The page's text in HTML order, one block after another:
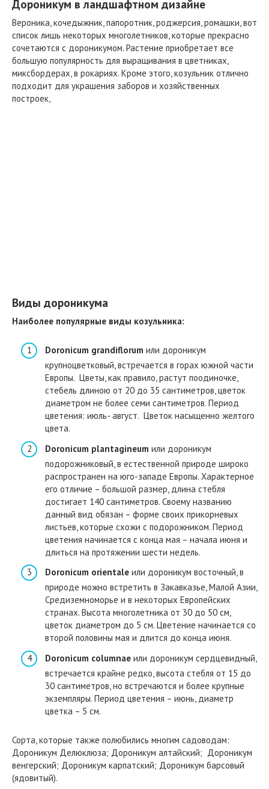
Дороникум в ландшафтном дизайне
Вероника, кочедыжник, папоротник, роджерсия, ромашки, вот
список лишь некоторых многолетников, которые прекрасно
сочетаются с дороникумом. Растение приобретает все
большую популярность для выращивания в цветниках,
миксбордерах, в рокариях. Кроме этого, козульник отлично
подходит для украшения заборов и хозяйственных
построек,
Виды дороникума
Наиболее популярные виды козульника:
Doronicum grandiflorum или дороникум
крупноцветковый, встречается в горах южной части
Европы. Цветы, как правило, растут поодиночке,
стебель длиною от 20 до 35 сантиметров, цветок
диаметром не более семи сантиметров. Период
цветения: июль- август. Цветок насыщенно желтого
цвета.
Doronicum plantagineum или дороникум
подорожниковый, в естественной природе широко
распространен на юго-западе Европы. Характерное
его отличие – большой размер, длина стебля
достигает 140 сантиметров. Своему названию
данный вид обязан – форме своих прикорневых
листьев, которые схожи с подорожником. Период
цветения начинается с конца мая – начала июня и
длиться на протяжении шести недель.
Doronicum orientale или дороникум восточный, в
природе можно встретить в Закавказье, Малой Азии,
Средиземноморье и в некоторых Европейских
странах. Высота многолетника от 30 до 50 см,
цветок диаметром до 5 см. Цветение начинается со
второй половины мая и длится до конца июня.
Doronicum columnae или дороникум сердцевидный,
встречается крайне редко, высота стебля от 15 до
30 сантиметров, но встречаются и более крупные
экземпляры. Период цветения – июнь, диаметр
цветка – 5 см.
Сорта, которые также полюбились многим садоводам:
Дороникум Делюклюза; Дороникум алтайский; Дороникум
венгерский; Дороникум карпатский; Дороникум барсовый
(ядовитый).